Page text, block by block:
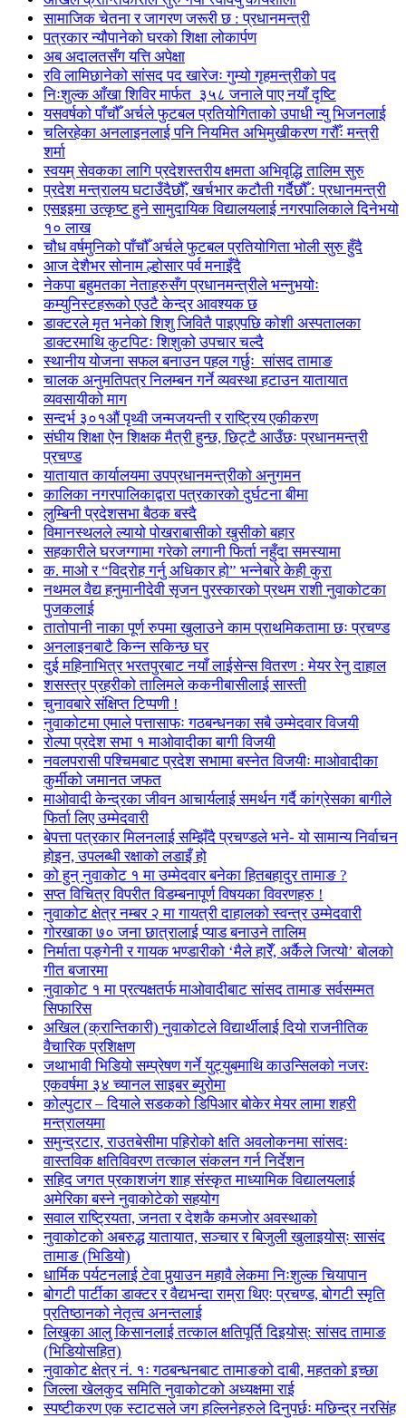
सामाजिक चेतना र जागरण जरूरी छ : प्रधानमन्त्री
पत्रकार न्यौपानेको घरको शिक्षा लोकार्पण
अब अदालतसँग यत्ति अपेक्षा
रवि लामिछानेको सांसद पद खारेजः गुम्यो गृहमन्त्रीको पद
निःशुल्क आँखा शिविर मार्फत ३५८ जनाले पाए नयाँ दृष्टि
यसवर्षको पाँचौँ अर्चले फुटबल प्रतियोगिताको उपाधी न्यु भिजनलाई
चलिरहेका अनलाइनलाई पनि नियमित अभिमुखीकरण गरौँः मन्त्री
शर्मा
स्वयम् सेवकका लागि प्रदेशस्तरीय क्षमता अभिवृद्धि तालिम सुरु
प्रदेश मन्त्रालय घटाउँदैछौँ, खर्चभार कटौती गर्दैछौँ : प्रधानमन्त्री
एसइइमा उत्कृष्ट हुने सामुदायिक विद्यालयलाई नगरपालिकाले दिनेभयो
१० लाख
चौध वर्षमुनिको पाँचौँ अर्चले फुटबल प्रतियोगिता भोली सुरु हुँदै
आज देशैभर सोनाम ल्होसार पर्व मनाइँदै
नेकपा बहुमतका नेताहरुसँग प्रधानमन्त्रीले भन्नुभयोः
कम्युनिस्टहरूको एउटै केन्द्र आवश्यक छ
डाक्टरले मृत भनेको शिशु जिवितै पाइएपछि कोशी अस्पतालका
डाक्टरमाथि कुटपिटः शिशुको उपचार चल्दै
स्थानीय योजना सफल बनाउन पहल गर्छुः सांसद तामाङ
चालक अनुमतिपत्र निलम्बन गर्ने व्यवस्था हटाउन यातायात
व्यवसायीको माग
सन्दर्भ ३०१औं पृथ्वी जन्मजयन्ती र राष्ट्रिय एकीकरण
संघीय शिक्षा ऐन शिक्षक मैत्री हुन्छ, छिट्टै आउँछः प्रधानमन्त्री
प्रचण्ड
यातायात कार्यालयमा उपप्रधानमन्त्रीको अनुगमन
कालिका नगरपालिकाद्वारा पत्रकारको दुर्घटना बीमा
लुम्बिनी प्रदेशसभा बैठक बस्दै
विमानस्थलले ल्यायो पोखराबासीको खुसीको बहार
सहकारीले घरजग्गामा गरेको लगानी फिर्ता नहुँदा समस्यामा
क. माओ र “विद्रोह गर्नु अधिकार हो” भन्नेबारे केही कुरा
नथमल वैद्य हनुमानीदेवी सृजन पुरस्कारको प्रथम राशी नुवाकोटका
पुजकलाई
तातोपानी नाका पूर्ण रुपमा खुलाउने काम प्राथमिकतामा छः प्रचण्ड
अनलाइनबाटै किन्न सकिन्छ घर
दुई महिनाभित्र भरतपुरबाट नयाँ लाईसेन्स वितरण : मेयर रेनु दाहाल
शसस्त्र प्रहरीको तालिमले ककनीबासीलाई सास्ती
चुनावबारे संक्षिप्त टिप्पणी !
नुवाकोटमा एमाले पत्तासाफः गठबन्धनका सबै उम्मेदवार विजयी
रोल्पा प्रदेश सभा १ माओवादीका बागी विजयी
नवलपरासी पश्चिमबाट प्रदेश सभामा बस्नेत विजयीः माओवादीका
कुर्मीको जमानत जफत
माओवादी केन्द्रका जीवन आचार्यलाई समर्थन गर्दै कांग्रेसका बागीले
फिर्ता लिए उम्मेदवारी
बेपत्ता पत्रकार मिलनलाई सम्झिँदै प्रचण्डले भने- यो सामान्य निर्वाचन
होइन, उपलब्धी रक्षाको लडाइँ हो
को हुन् नुवाकोट १ मा उम्मेदवार बनेका हितबहादुर तामाङ ?
सप्त विचित्र विपरीत विडम्बनापूर्ण विषयका विवरणहरु !
नुवाकोट क्षेत्र नम्बर २ मा गायत्री दाहालको स्वन्त्र उम्मेदवारी
गोरखाका ७० जना छात्रालाई प्याड बनाउने तालिम
निर्माता पङ्गेनी र गायक भण्डारीको ‘मैले हारेँ, अर्कैले जित्यो’ बोलको
गीत बजारमा
नुवाकोट १ मा प्रत्यक्षतर्फ माओवादीबाट सांसद तामाङ सर्वसम्मत
सिफारिस
अखिल (क्रान्तिकारी) नुवाकोटले विद्यार्थीलाई दियो राजनीतिक
वैचारिक प्रशिक्षण
जथाभावी भिडियो सम्प्रेषण गर्ने युट्युबमाथि काउन्सिलको नजरः
एकवर्षमा ३४ च्यानल साइबर ब्युरोमा
कोल्पुटार – दियाले सडकको डिपिआर बोकेर मेयर लामा शहरी
मन्त्रालयमा
समुन्द्रटार, राउतबेसीमा पहिरोको क्षति अवलोकनमा सांसदः
वास्तविक क्षतिविवरण तत्काल संकलन गर्न निर्देशन
सहिद जगत प्रकाशजंग शाह संस्कृत माध्यामिक विद्यालयलाई
अमेरिका बस्ने नुवाकोटेको सहयोग
सवाल राष्ट्रियता, जनता र देशकै कमजोर अवस्थाको
नुवाकोटको अबरुद्ध यातायात, सञ्चार र बिजुली खुलाइयोस्ः सासंद
तामाङ (भिडियो)
धार्मिक पर्यटनलाई टेवा पुर्‍याउन महावै लेकमा निःशुल्क चियापान
बोगटी पार्टीका डाक्टर र वैद्यभन्दा राम्रा थिएः प्रचण्ड, बोगटी स्मृति
प्रतिष्ठानको नेतृत्व अनन्तलाई
लिखुका आलु किसानलाई तत्काल क्षतिपूर्ति दिइयोस्: सांसद तामाङ
(भिडियोसहित)
नुवाकोट क्षेत्र नं. १ः गठबन्धनबाट तामाङको दाबी, महतको इच्छा
जिल्ला खेलकुद समिति नुवाकोटको अध्यक्षमा राई
स्पष्टीकरण एक स्टाटसले जग हल्लिनेहरुले दिनुपर्छः मछिन्द्र नरसिंह